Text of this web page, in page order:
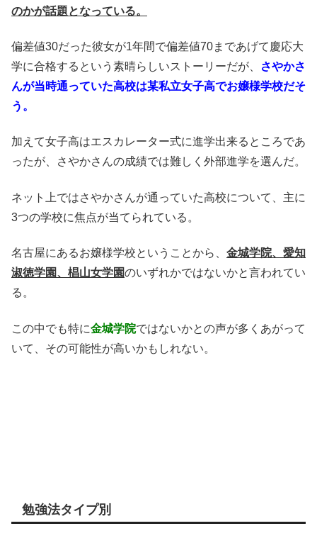
のかが話題となっている。
偏差値30だった彼女が1年間で偏差値70まであげて慶応大
学に合格するという素晴らしいストーリーだが、
さやかさ
んが当時通っていた高校は某私立女子高でお嬢様学校だそ
う。
加えて女子高はエスカレーター式に進学出来るところであ
ったが、さやかさんの成績では難しく外部進学を選んだ。
ネット上ではさやかさんが通っていた高校について、主に
3つの学校に焦点が当てられている。
名古屋にあるお嬢様学校ということから、 金城学院、愛知
淑徳学園、椙山女学園のいずれかではないかと言われてい
る。
この中でも特に金城学院ではないかとの声が多くあがって
いて、その可能性が高いかもしれない。
勉強法タイプ別